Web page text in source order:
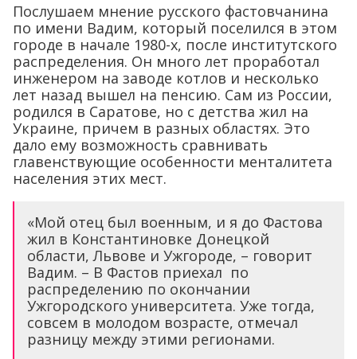
Послушаем мнение русского фастовчанина
по имени Вадим, который поселился в этом
городе в начале 1980-х, после институтского
распределения. Он много лет проработал
инженером на заводе котлов и несколько
лет назад вышел на пенсию. Сам из России,
родился в Саратове, но с детства жил на
Украине, причем в разных областях. Это
дало ему возможность сравнивать
главенствующие особенности менталитета
населения этих мест.
«Мой отец был военным, и я до Фастова
жил в Константиновке Донецкой
области, Львове и Ужгороде, – говорит
Вадим. – В Фастов приехал по
распределению по окончании
Ужгородского университета. Уже тогда,
совсем в молодом возрасте, отмечал
разницу между этими регионами.